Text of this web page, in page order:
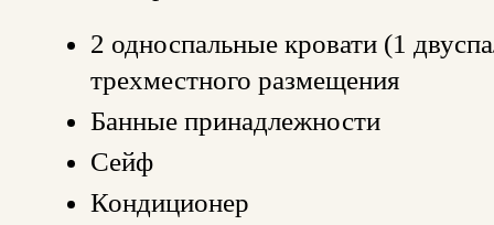
2 односпальные кровати (1
трехместного размещения
Банные принадлежности
Сейф
Кондиционер